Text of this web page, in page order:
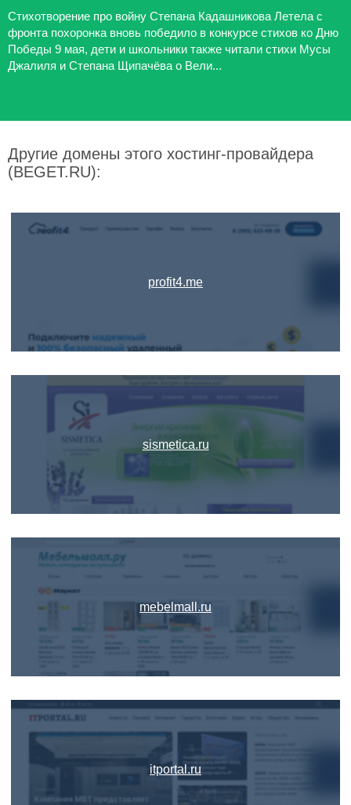
Стихотворение про войну Степана Кадашникова Летела с
фронта похоронка вновь победило в конкурсе стихов ко Дню
Победы 9 мая, дети и школьники также читали стихи Мусы
Джалиля и Степана Щипачёва о Вели...
Другие домены этого хостинг-провайдера
(BEGET.RU):
profit4.me
sismetica.ru
mebelmall.ru
itportal.ru